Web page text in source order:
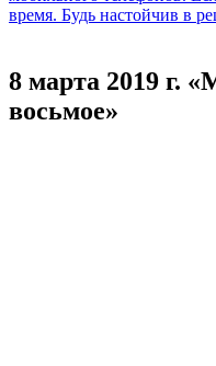
8 марта 2019 г.
восьмое»